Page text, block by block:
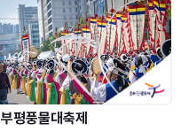
부평풍물대축제